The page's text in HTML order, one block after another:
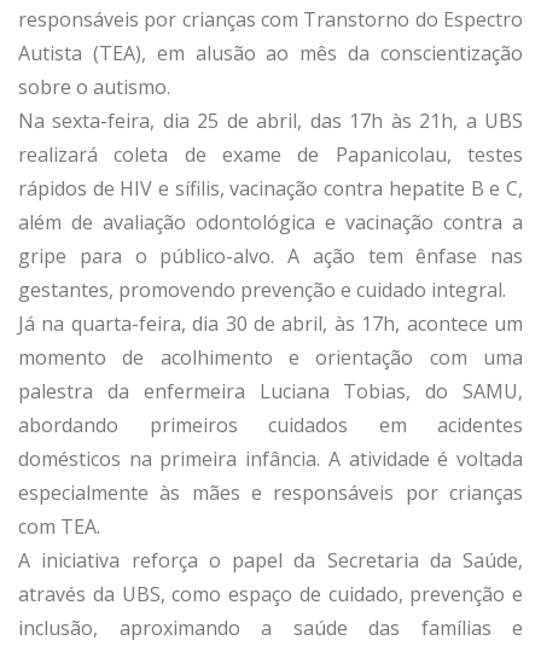
responsáveis por crianças com Transtorno do Espectro
Autista (TEA), em alusão ao mês da conscientização
sobre o autismo.
Na sexta-feira, dia 25 de abril, das 17h às 21h, a UBS
realizará coleta de exame de Papanicolau, testes
rápidos de HIV e sífilis, vacinação contra hepatite B e C,
além de avaliação odontológica e vacinação contra a
gripe para o público-alvo. A ação tem ênfase nas
gestantes, promovendo prevenção e cuidado integral.
Já na quarta-feira, dia 30 de abril, às 17h, acontece um
momento de acolhimento e orientação com uma
palestra da enfermeira Luciana Tobias, do SAMU,
abordando primeiros cuidados em acidentes
domésticos na primeira infância. A atividade é voltada
especialmente às mães e responsáveis por crianças
com TEA.
A iniciativa reforça o papel da Secretaria da Saúde,
através da UBS, como espaço de cuidado, prevenção e
inclusão, aproximando a saúde das famílias e